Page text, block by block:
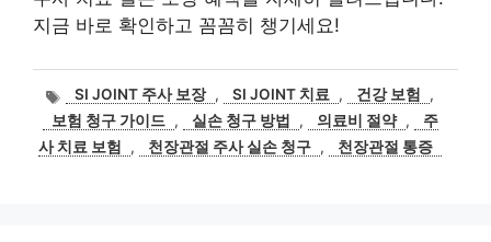
지금 바로 확인하고 꼼꼼히 챙기세요!
태
그
SI JOINT 주사 보장 , SI JOINT 치료 , 건강 보험
,
보험 청구 가이드 , 실손 청구 방법 , 의료비 절약 ,
주
사 치료 보험
, 천장관절 주사 실손 청구 , 천장관절 통증